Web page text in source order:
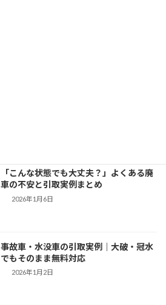
「こんな状態でも大丈夫？」よくある廃
車の不安と引取実例まとめ
2026年1月6日
事故車・水没車の引取実例｜大破・冠水
でもそのまま無料対応
2026年1月2日